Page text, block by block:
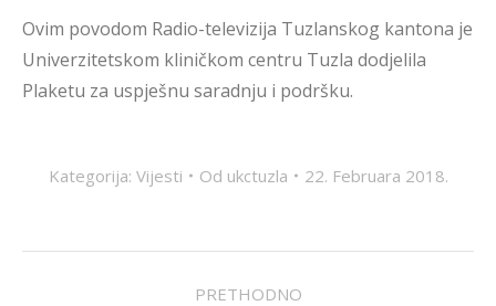
Ovim povodom Radio-televizija Tuzlanskog kantona je
Univerzitetskom kliničkom centru Tuzla dodjelila
Plaketu za uspješnu saradnju i podršku.
Kategorija: Vijesti Od ukctuzla 22. Februara 2018.
PRETHODNO